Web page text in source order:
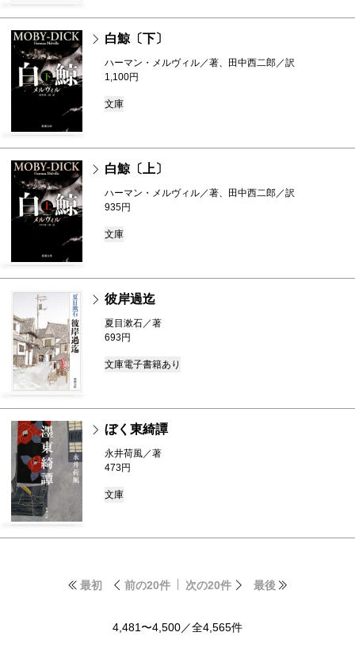
白鯨〔下〕
ハーマン・メルヴィル／著、田中西二郎／訳
1,100円
文庫
白鯨〔上〕
ハーマン・メルヴィル／著、田中西二郎／訳
935円
文庫
彼岸過迄
夏目漱石／著
693円
文庫電子書籍あり
ぼく東綺譚
永井荷風／著
473円
文庫
最初 前の20件 次の20件 最後
4,481〜4,500／全4,565件